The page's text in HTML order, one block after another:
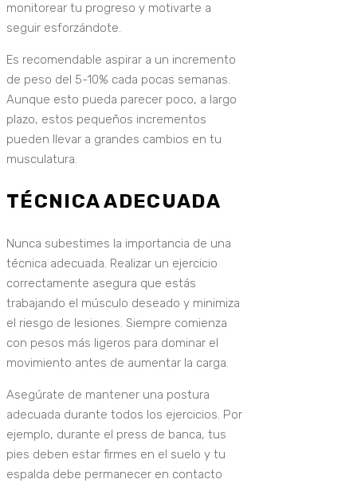
monitorear tu progreso y motivarte a
seguir esforzándote.
Es recomendable aspirar a un incremento
de peso del 5-10% cada pocas semanas.
Aunque esto pueda parecer poco, a largo
plazo, estos pequeños incrementos
pueden llevar a grandes cambios en tu
musculatura.
TÉCNICA ADECUADA
Nunca subestimes la importancia de una
técnica adecuada. Realizar un ejercicio
correctamente asegura que estás
trabajando el músculo deseado y minimiza
el riesgo de lesiones. Siempre comienza
con pesos más ligeros para dominar el
movimiento antes de aumentar la carga.
Asegúrate de mantener una postura
adecuada durante todos los ejercicios. Por
ejemplo, durante el press de banca, tus
pies deben estar firmes en el suelo y tu
espalda debe permanecer en contacto